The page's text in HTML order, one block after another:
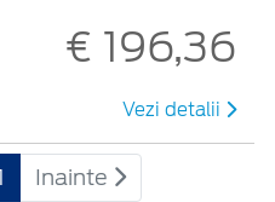
€ 196,36
Vezi detalii
Inainte